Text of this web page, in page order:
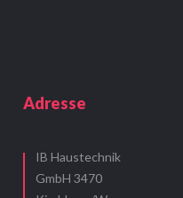
Adresse
IB Haustechnik
GmbH 3470